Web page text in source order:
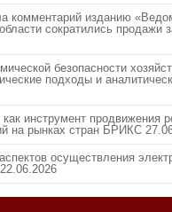
комментарий изданию
сократились продажи
безопасности
подходы и
инструмент продвижения
на рынках стран БРИКС
осуществления
22.06.2026